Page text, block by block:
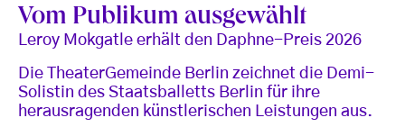
Vom Publikum ausgewählt
Leroy Mokgatle erhält den Daphne-Preis 2026
Die TheaterGemeinde Berlin zeichnet die Demi-
Solistin des Staatsballetts Berlin für ihre
herausragenden künstlerischen Leistungen aus.